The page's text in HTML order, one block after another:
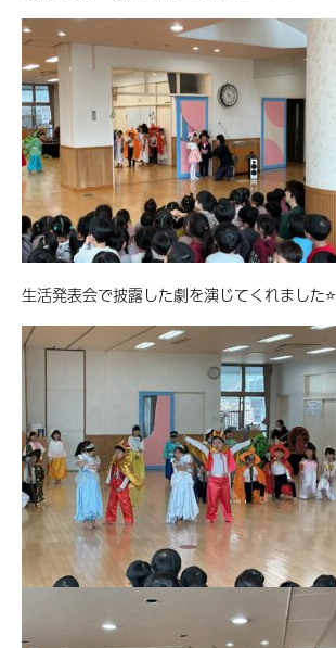
生活発表会で披露した劇を演じてくれました⭐